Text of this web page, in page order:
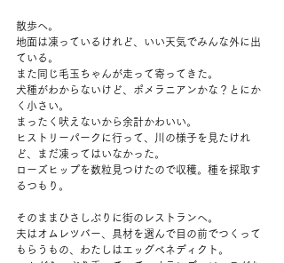
散歩へ。
地面は凍っているけれど、いい天気でみんな外に出
ている。
また同じ毛玉ちゃんが走って寄ってきた。
犬種がわからないけど、ポメラニアンかな？とにか
く小さい。
まったく吠えないから余計かわいい。
ヒストリーパークに行って、川の様子を見たけれ
ど、まだ凍ってはいなかった。
ローズヒップを数粒見つけたので収穫。種を採取す
るつもり。
そのままひさしぶりに街のレストランへ。
夫はオムレツバー、具材を選んで目の前でつくって
もらうもの、わたしはエッグベネディクト。